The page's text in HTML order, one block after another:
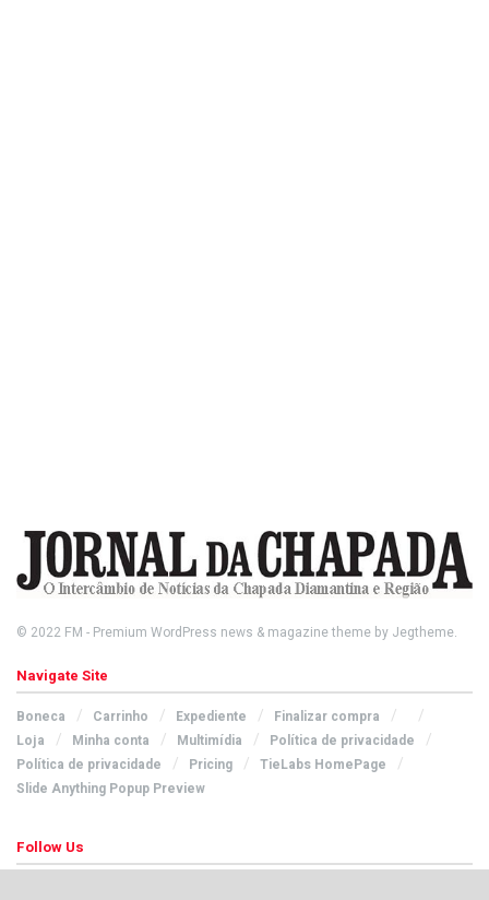
© 2022 FM - Premium WordPress news & magazine theme by Jegtheme.
Navigate Site
Boneca Carrinho Expediente
Finalizar compra
Loja
Minha conta Multimídia
Política de privacidade
Política de privacidade
Pricing
TieLabs HomePage
Slide Anything Popup Preview
Follow Us